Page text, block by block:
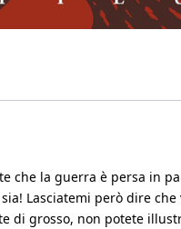
che la guerra è persa in
Lasciatemi però dire
di grosso, non potete